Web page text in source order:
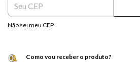
Não sei meu CEP
Como vou receber o produto?